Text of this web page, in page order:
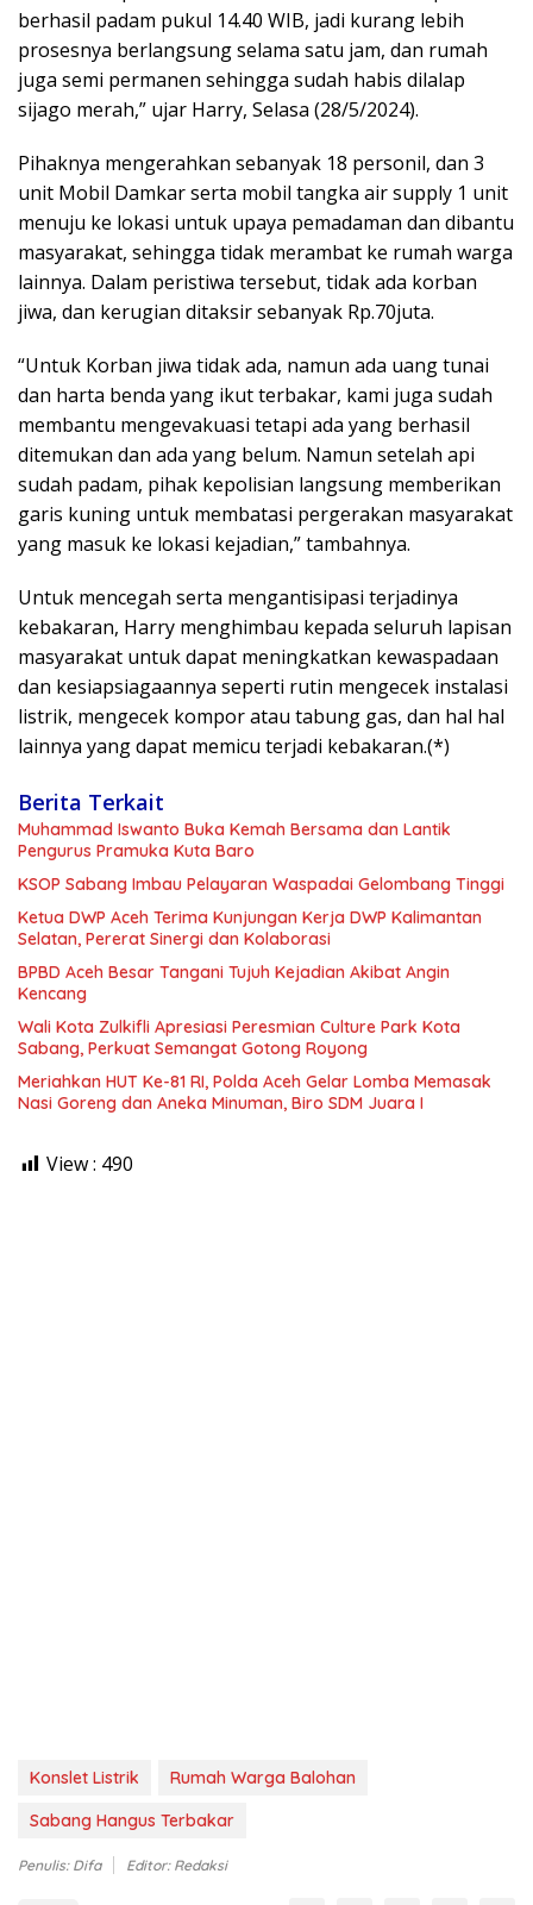
berhasil padam pukul 14.40 WIB, jadi kurang lebih
prosesnya berlangsung selama satu jam, dan rumah
juga semi permanen sehingga sudah habis dilalap
sijago merah,” ujar Harry, Selasa (28/5/2024).
Pihaknya mengerahkan sebanyak 18 personil, dan 3
unit Mobil Damkar serta mobil tangka air supply 1 unit
menuju ke lokasi untuk upaya pemadaman dan dibantu
masyarakat, sehingga tidak merambat ke rumah warga
lainnya. Dalam peristiwa tersebut, tidak ada korban
jiwa, dan kerugian ditaksir sebanyak Rp.70juta.
“Untuk Korban jiwa tidak ada, namun ada uang tunai
dan harta benda yang ikut terbakar, kami juga sudah
membantu mengevakuasi tetapi ada yang berhasil
ditemukan dan ada yang belum. Namun setelah api
sudah padam, pihak kepolisian langsung memberikan
garis kuning untuk membatasi pergerakan masyarakat
yang masuk ke lokasi kejadian,” tambahnya.
Untuk mencegah serta mengantisipasi terjadinya
kebakaran, Harry menghimbau kepada seluruh lapisan
masyarakat untuk dapat meningkatkan kewaspadaan
dan kesiapsiagaannya seperti rutin mengecek instalasi
listrik, mengecek kompor atau tabung gas, dan hal hal
lainnya yang dapat memicu terjadi kebakaran.(*)
Berita Terkait
Muhammad Iswanto Buka Kemah Bersama dan Lantik
Pengurus Pramuka Kuta Baro
KSOP Sabang Imbau Pelayaran Waspadai Gelombang Tinggi
Ketua DWP Aceh Terima Kunjungan Kerja DWP Kalimantan
Selatan, Pererat Sinergi dan Kolaborasi
BPBD Aceh Besar Tangani Tujuh Kejadian Akibat Angin
Kencang
Wali Kota Zulkifli Apresiasi Peresmian Culture Park Kota
Sabang, Perkuat Semangat Gotong Royong
Meriahkan HUT Ke-81 RI, Polda Aceh Gelar Lomba Memasak
Nasi Goreng dan Aneka Minuman, Biro SDM Juara I
View : 490
Konslet Listrik
Rumah Warga Balohan
Sabang Hangus Terbakar
Penulis: Difa Editor: Redaksi